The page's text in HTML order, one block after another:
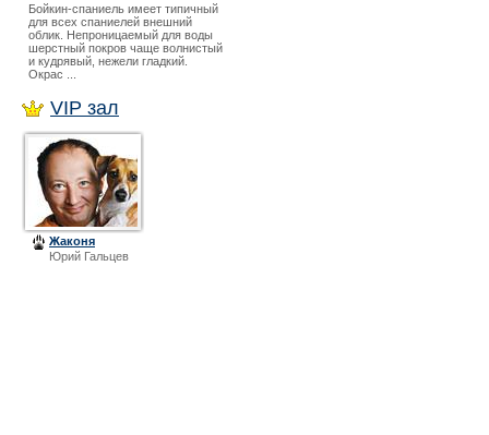
Бойкин-спаниель имеет типич­ный
для всех спаниелей внешний
облик. Непроницаемый для воды
шерстный покров чаще волнистый
и кудрявый, нежели гладкий.
Окрас ...
VIP зал
Жаконя
Юрий Гальцев